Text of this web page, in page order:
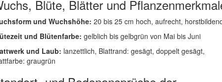
Blüte, Blätter und
und Wuchshöhe: 20 bis 25 cm hoch, aufrecht,
und Blütenfarbe: gelblich bis gelbgrün von Mai bis Juni
und Laub: lanzettlich, Blattrand: gesägt, doppelt gesägt,
graugrün